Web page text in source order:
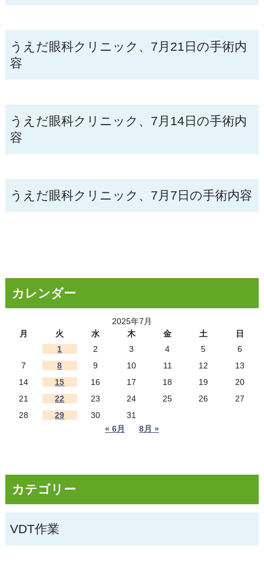
うえだ眼科クリニック、7月21日の手術内
容
うえだ眼科クリニック、7月14日の手術内
容
うえだ眼科クリニック、7月7日の手術内容
カレンダー
2025年7月
月
火 水 木 金 土
日
1
2 3 4 5
6
7
8 9 10 11 12
13
14
15 16 17 18 19
20
21
22 23 24 25 26
27
28
29 30
31
« 6月
8月 »
カテゴリー
VDT作業